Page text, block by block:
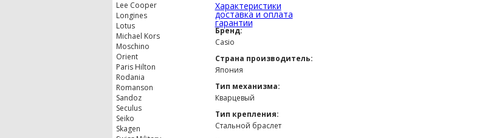
Lee Cooper
Longines
Lotus
Michael Kors
Moschino
Orient
Paris Hilton
Rodania
Romanson
Sandoz
Seculus
Seiko
Skagen
Характеристики
доставка и оплата
гарантии
Бренд:
Casio
Страна производитель:
Япония
Тип механизма:
Кварцевый
Тип крепления:
Стальной браслет